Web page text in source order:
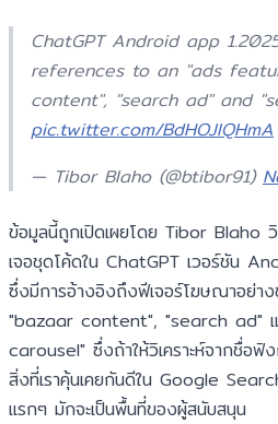
ChatGPT Android app
references to an "ads
content", "search ad" and
pic.twitter.com/BdHOJIQHmA
— Tibor Blaho (@btibor91)
ข้อมูลนี้ถูกเปิดเผยโดย Tibor Blaho
เจอชุดโค้ดใน ChatGPT เวอร์ชัน
ซึ่งมีการอ้างอิงถึงฟีเจอร์โฆษณาอย่าง
"bazaar content", "search ad"
carousel" ซึ่งถ้าให้วิเคราะห์จากชื่อฟั
สิ่งที่เราคุ้นเคยกันดีใน Google
แรกๆ มักจะเป็นพื้นที่ของผู้สนับสนุน